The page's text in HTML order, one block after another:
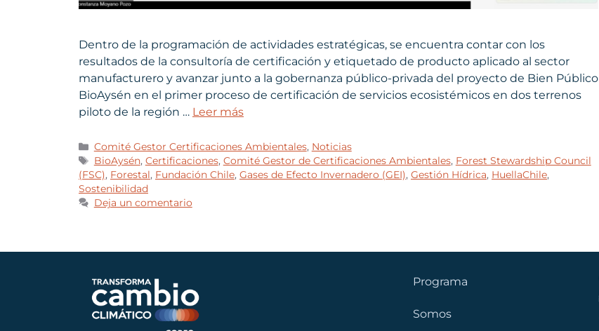
Dentro de la programación de actividades estratégicas, se encuentra contar con los
resultados de la consultoría de certificación y etiquetado de producto aplicado al sector
manufacturero y avanzar junto a la gobernanza público-privada del proyecto de Bien Público
BioAysén en el primer proceso de certificación de servicios ecosistémicos en dos terrenos
piloto de la región … Leer más
Comité Gestor Certificaciones Ambientales, Noticias
BioAysén, Certificaciones, Comité Gestor de Certificaciones Ambientales, Forest Stewardship Council
(FSC), Forestal, Fundación Chile, Gases de Efecto Invernadero (GEI), Gestión Hídrica, HuellaChile,
Sostenibilidad
Deja un comentario
Programa
Somos